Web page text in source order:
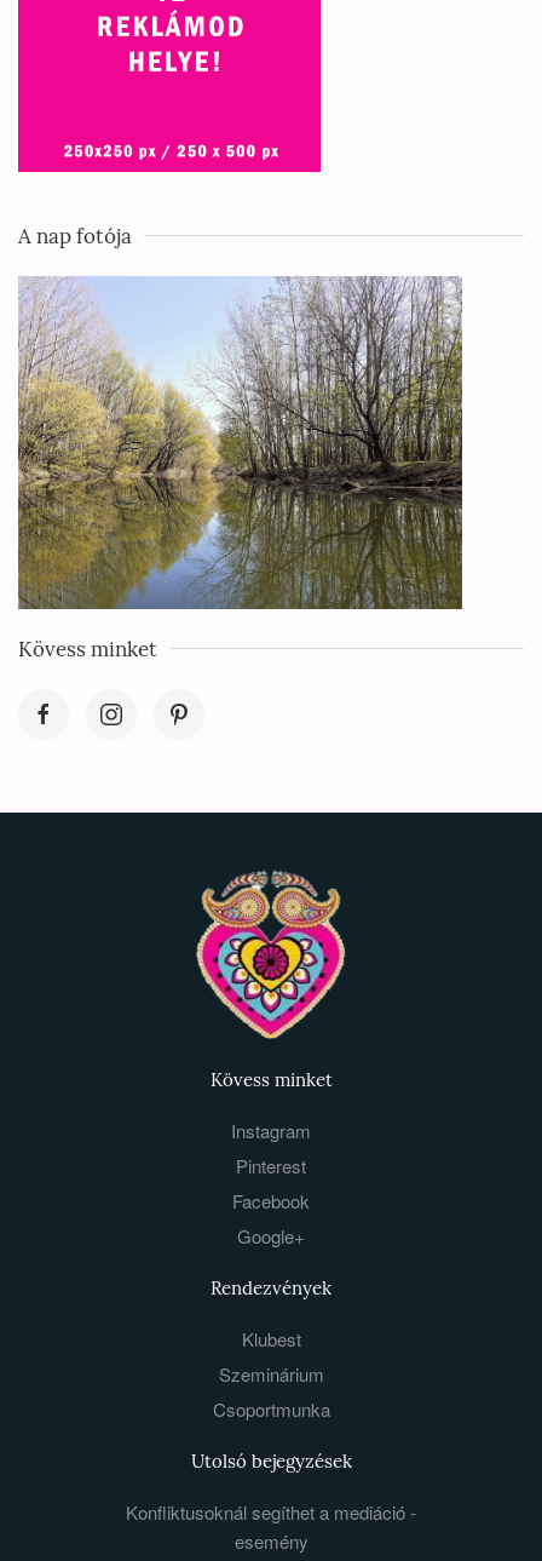
A nap fotója
Kövess minket
Kövess minket
Instagram
Pinterest
Facebook
Google+
Rendezvények
Klubest
Szeminárium
Csoportmunka
Utolsó bejegyzések
Konfliktusoknál segíthet a mediáció -
esemény